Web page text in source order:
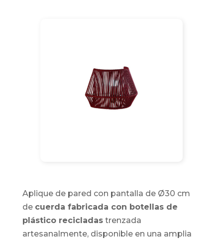
Aplique de pared con pantalla de Ø30 cm
de cuerda fabricada con botellas de
plástico recicladastrenzada
artesanalmente, disponible en una amplia